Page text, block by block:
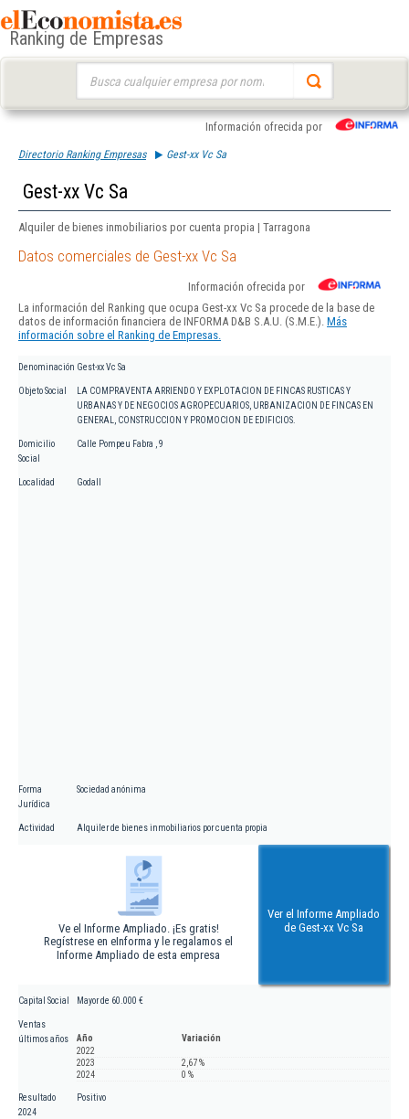
Ranking de Empresas
Información ofrecida por
Directorio Ranking Empresas Gest-xx Vc Sa
Gest-xx Vc Sa
Alquiler de bienes inmobiliarios por cuenta propia | Tarragona
Datos comerciales de Gest-xx Vc Sa
Información ofrecida por
La información del Ranking que ocupa Gest-xx Vc Sa procede de la base de
datos de información financiera de INFORMA D&B S.A.U. (S.M.E.). Más
información sobre el Ranking de Empresas.
Denominación Gest-xx Vc Sa
Objeto Social
LA COMPRAVENTA ARRIENDO Y EXPLOTACION DE FINCAS RUSTICAS Y
URBANAS Y DE NEGOCIOS AGROPECUARIOS, URBANIZACION DE FINCAS EN
GENERAL, CONSTRUCCION Y PROMOCION DE EDIFICIOS.
Domicilio
Social
Calle Pompeu Fabra , 9
Localidad Godall
Forma
Jurídica
Sociedad anónima
Actividad Alquiler de bienes inmobiliarios por cuenta propia
Ve el Informe Ampliado. ¡Es gratis!
Regístrese en eInforma y le regalamos el
Informe Ampliado de esta empresa
Ver el Informe Ampliado
de Gest-xx Vc Sa
Capital Social Mayor de 60.000 €
Ventas
últimos años
Año
Variación
2022
2023
2,67 %
2024
0 %
Resultado
2024
Positivo